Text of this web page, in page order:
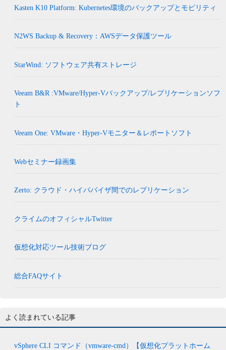
Kasten K10 Platform: Kubernetes環境のバックアップとモビリティ
N2WS Backup & Recovery：AWSデータ保護ツール
StarWind: ソフトウェア共有ストレージ
Veeam B&R :VMware/Hyper-Vバックアップ/レプリケーションソフ
ト
Veeam One: VMware・Hyper-Vモニター＆レポートソフト
Webセミナー録画集
Zerto: クラウド・ハイパバイザ間でのレプリケーション
クライムのオフィシャルTwitter
仮想化対応ツール技術ブログ
総合FAQサイト
よく読まれている記事
vSphere CLI コマンド（vmware-cmd）【仮想化プラットホーム